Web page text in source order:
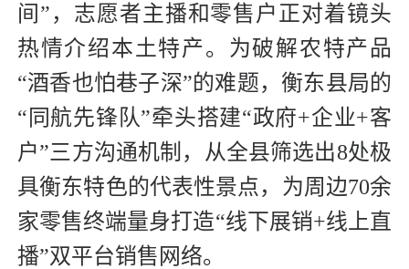
间”，志愿者主播和零售户正对着镜头
热情介绍本土特产。为破解农特产品
“酒香也怕巷子深”的难题，衡东县局的
“同航先锋队”牵头搭建“政府+企业+客
户”三方沟通机制，从全县筛选出8处极
具衡东特色的代表性景点，为周边70余
家零售终端量身打造“线下展销+线上直
播”双平台销售网络。